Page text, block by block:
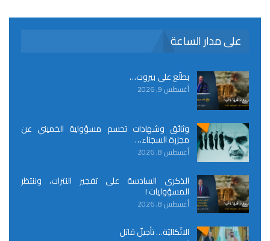
على مدار الساعة
بطلّع على بيروت…
أغسطس 9, 2026
وثائق وشهادات تحسم مسؤولية الخميني عن
مجزرة السجناء…
أغسطس 8, 2026
الذكرى السادسة على تفجير النترات، وننتظر
المسؤوليات !
أغسطس 8, 2026
الاتّكاليّة… تأجيلٌ قاتل